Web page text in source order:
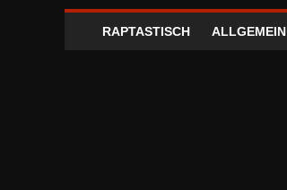
RAPTASTISCH ALLGEMEIN